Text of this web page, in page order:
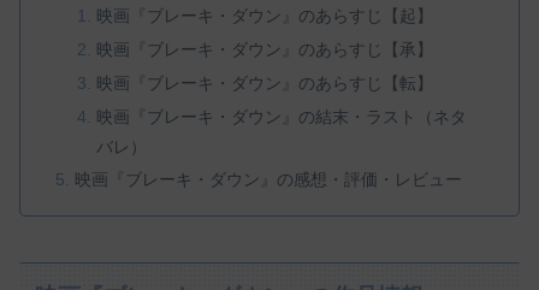
映画『ブレーキ・ダウン』のあらすじ【起】
映画『ブレーキ・ダウン』のあらすじ【承】
映画『ブレーキ・ダウン』のあらすじ【転】
映画『ブレーキ・ダウン』の結末・ラスト（ネタ
バレ）
映画『ブレーキ・ダウン』の感想・評価・レビュー